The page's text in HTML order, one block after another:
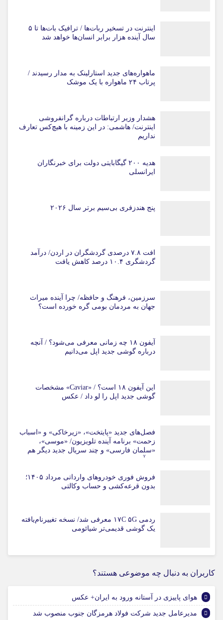
اینترنت در تسخیر ربات‌ها / ترافیک بات‌ها تا ۵
سال آینده هزار برابر انسان‌ها خواهد شد
ماهواره‌های جدید استارلینک به مدار رسیدند /
پرتاب ۲۴ ماهواره با یک موشک
هشدار وزیر ارتباطات درباره گرانفروشی
اینترنت/ هاشمی: در این زمینه با هیچ‌کس تعارف
نداریم
هدیه ۲۰۰ گیگابایتی دولت برای خبرنگاران
ایرانسلی
پنج هندزفری بی‌سیم برتر سال ۲۰۲۶
افت ۷.۸ درصدی گردشگران در اردن/ درآمد
گردشگری ۱۰.۴ درصد کاهش یافت
سرزمین، فرهنگ و حافظه/ چرا آینده میراث
جهان به مردمان بومی گره خورده است؟
آیفون ۱۸ چه زمانی معرفی می‌شود؟ / آنچه
درباره گوشی جدید اپل می‌دانیم
این آیفون ۱۸ است؟ / «Caviar» مشخصات
گوشی جدید اپل را لو داد / عکس
فصل‌های جدید «پایتخت»، «زیرخاکی» و «اسباب
زحمت» برنامه آینده تلویزیون/ «موسی»،
«سلمان فارسی» و چند سریال جدید دیگر هم
می‌آیند
فروش فوری خودروهای وارداتی مرداد ۱۴۰۵؛
بدون قرعه‌کشی و حساب وکالتی
ردمی ۱۷C ۵G معرفی شد/ نسخه تغییرنام‌یافته
یک گوشی قدیمی‌تر شیائومی
کاربران به دنبال چه موضوعی هستند؟
هوای پاییزی در آستانه ورود به ایران+ عکس
مدیرعامل جدید شرکت فولاد هرمزگان جنوب منصوب شد